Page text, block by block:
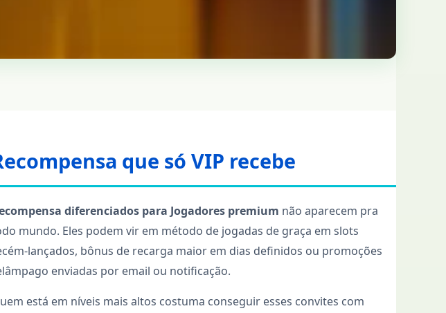
que só VIP recebe
diferenciados para Jogadores premium não aparecem pra
mundo. Eles podem vir em método de jogadas de graça em slots
bônus de recarga maior em dias definidos ou promoções
enviadas por email ou notificação.
está em níveis mais altos costuma conseguir esses convites com